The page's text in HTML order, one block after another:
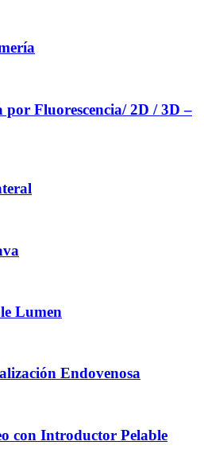
Fluorescencia/ 2D / 3D –
Lumen
Endovenosa
con Introductor Pelable